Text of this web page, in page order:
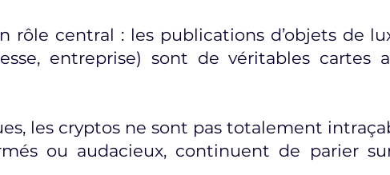
rôle central : les publications d’objets de
entreprise) sont de véritables cartes
les cryptos ne sont pas totalement
ou audacieux, continuent de parier